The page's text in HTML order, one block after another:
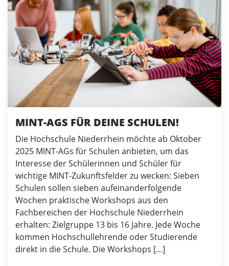
MINT-AGS FÜR DEINE SCHULEN!
Die Hochschule Niederrhein möchte ab Oktober
2025 MINT-AGs für Schulen anbieten, um das
Interesse der Schülerinnen und Schüler für
wichtige MINT-Zukunftsfelder zu wecken: Sieben
Schulen sollen sieben aufeinanderfolgende
Wochen praktische Workshops aus den
Fachbereichen der Hochschule Niederrhein
erhalten: Zielgruppe 13 bis 16 Jahre. Jede Woche
kommen Hochschullehrende oder Studierende
direkt in die Schule. Die Workshops […]